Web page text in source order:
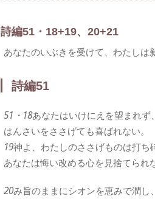
詩編51・18+19、20+21
あなたのいぶきを受けて、わたしは
詩編51
51・18あなたはいけにえを望まれず、
はんさいをささげても喜ばれない。
19神よ、わたしのささげものは打ち
あなたは悔い改める心を見捨てられ
20み旨のままにシオンを恵みで潤し、